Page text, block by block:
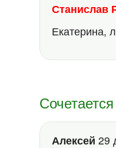
Станислав
Екатерина,
Алексей 29